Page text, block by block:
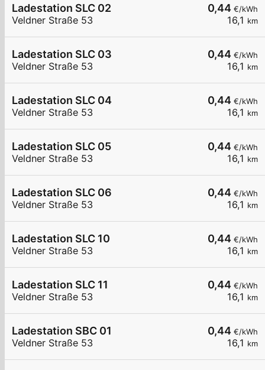
0,44 €/kWh
16,1 km
Ladestation SLC 02
Veldner Straße 53
0,44 €/kWh
16,1 km
Ladestation SLC 03
Veldner Straße 53
0,44 €/kWh
16,1 km
Ladestation SLC 04
Veldner Straße 53
0,44 €/kWh
16,1 km
Ladestation SLC 05
Veldner Straße 53
0,44 €/kWh
16,1 km
Ladestation SLC 06
Veldner Straße 53
0,44 €/kWh
16,1 km
Ladestation SLC 10
Veldner Straße 53
0,44 €/kWh
16,1 km
Ladestation SLC 11
Veldner Straße 53
0,44 €/kWh
16,1 km
Ladestation SBC 01
Veldner Straße 53